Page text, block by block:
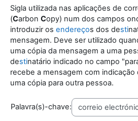
Sigla utilizada nas aplicações de
(Carbon Copy) num dos campos
introduzir os endereços dos desti
mensagem. Deve ser utilizado
uma cópia da mensagem a uma
destinatário indicado no campo
recebe a mensagem com
uma cópia para outra pessoa.
Palavra(s)-chave: